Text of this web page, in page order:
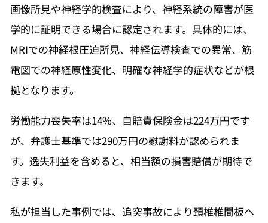
画像所見や神経学的検査により、神経系統の障害が医
学的に証明できる場合に認定されます。具体的には、
MRIでの神経根圧迫所見、神経伝導検査での異常、筋
電図での神経原性変化、明確な神経学的症状などが根
拠となります。
労働能力喪失率は14%、自賠責保険金は224万円です
が、弁護士基準では290万円の慰謝料が認められま
す。逸失利益を含めると、相当額の損害賠償が期待で
きます。
私が担当した事例では、追突事故により頚椎椎間板ヘ